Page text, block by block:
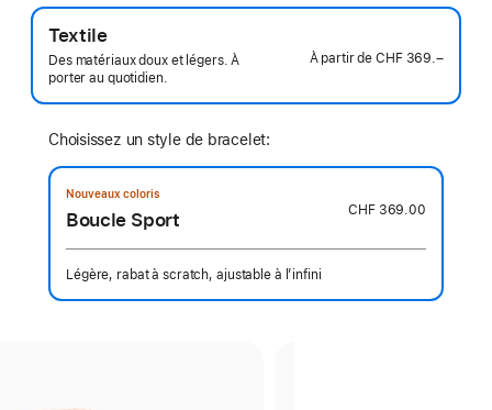
Textile
Des matériaux doux et légers. À
porter au quotidien.
À partir deCHF 369.–
Choisissez un style de bracelet:
Nouveaux coloris
Boucle Sport CHF 369.00
Légère, rabat à scratch, ajustable à l’infini